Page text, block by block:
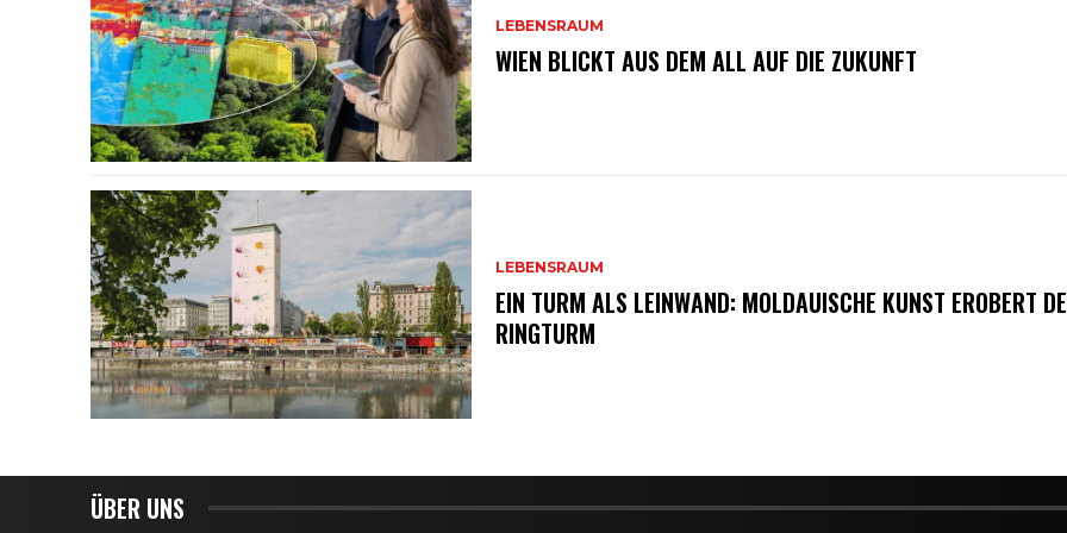
LEBENSRAUM
WIEN BLICKT AUS DEM ALL AUF DIE ZUKUNFT
LEBENSRAUM
EIN TURM ALS LEINWAND: MOLDAUISCHE KUNST EROBERT
RINGTURM
ÜBER UNS